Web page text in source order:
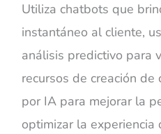
Utiliza chatbots que
instantáneo al cliente,
análisis predictivo para
recursos de creación
por IA para mejorar la
optimizar la